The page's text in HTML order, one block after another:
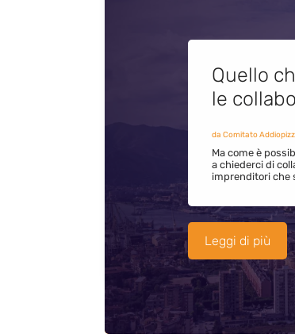
Quello
le
da Comitato
Ma come è
a chiederci di
imprenditori che
Leggi di più